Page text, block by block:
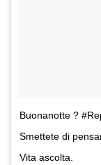
Buonanotte ?
Smettete di
Vita ascolta.